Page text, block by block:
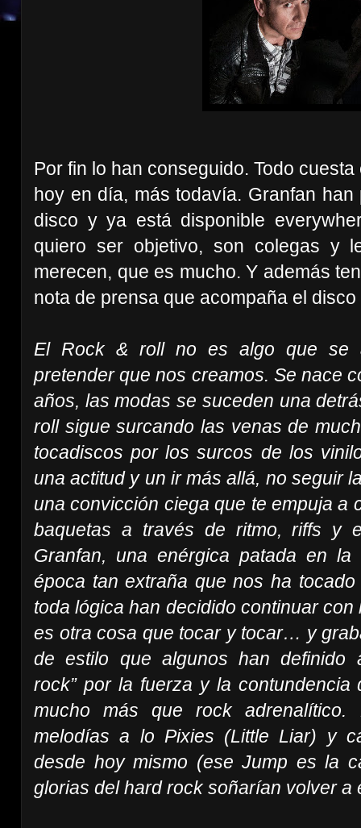
Por fin lo han conseguido. Todo
hoy en día, más todavía. Granfan
disco y ya está disponible
quiero ser objetivo, son colegas y
merecen, que es mucho. Y además
nota de prensa que acompaña el
El Rock & roll no es algo que se
pretender que nos creamos. Se nace
años, las modas se suceden una
roll sigue surcando las venas de
tocadiscos por los surcos de los
una actitud y un ir más allá, no seguir
una convicción ciega que te empuja a
baquetas a través de ritmo, riffs y
Granfan, una enérgica patada en
época tan extraña que nos ha
toda lógica han decidido continuar
es otra cosa que tocar y tocar… y
de estilo que algunos han definido
rock” por la fuerza y la
mucho más que rock
melodías a lo Pixies (Little Liar) y
desde hoy mismo (ese Jump es la
glorias del hard rock soñarían volver a